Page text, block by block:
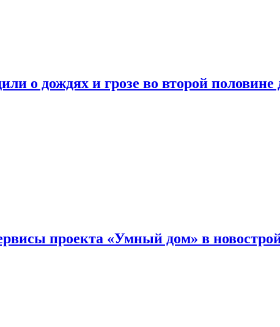
о дождях и грозе во второй
проекта «Умный дом» в